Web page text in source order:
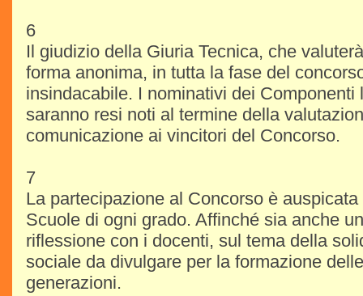
6
Il giudizio della Giuria Tecnica, che
forma anonima, in tutta la fase del
insindacabile. I nominativi dei Componenti
saranno resi noti al termine della
comunicazione ai vincitori del Concorso.
7
La partecipazione al Concorso è
Scuole di ogni grado. Affinché sia anche
riflessione con i docenti, sul tema della
sociale da divulgare per la formazione
generazioni.